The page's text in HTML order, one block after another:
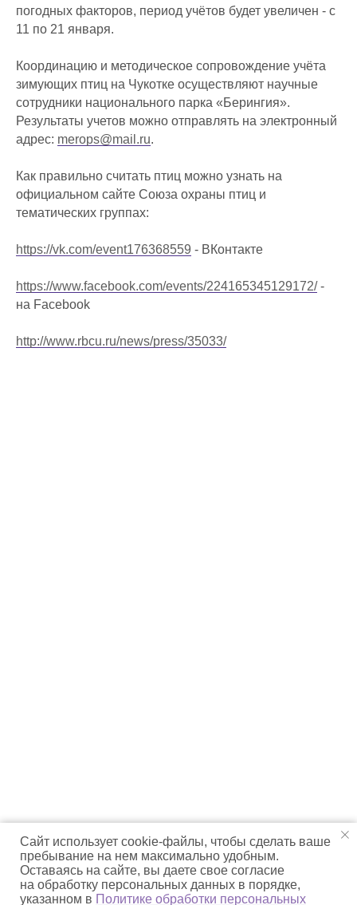
погодных факторов, период учётов будет увеличен - с
11 по 21 января.
Координацию и методическое сопровождение учёта
зимующих птиц на Чукотке осуществляют научные
сотрудники национального парка «Берингия».
Результаты учетов можно отправлять на электронный
адрес: merops@mail.ru.
Как правильно считать птиц можно узнать на
официальном сайте Союза охраны птиц и
тематических группах:
https://vk.com/event176368559 - ВКонтакте
https://www.facebook.com/events/224165345129172/-
на Facebook
http://www.rbcu.ru/news/press/35033/
Сайт использует cookie-файлы, чтобы сделать ваше
пребывание на нем максимально удобным.
Оставаясь на сайте, вы даете свое согласие
на обработку персональных данных в порядке,
указанном в Политике обработки персональных